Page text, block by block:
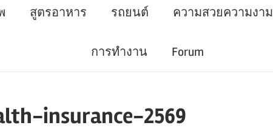
สูตรอาหาร รถยนต์ ความสวยความงาม
การทำงาน Forum
insurance-2569